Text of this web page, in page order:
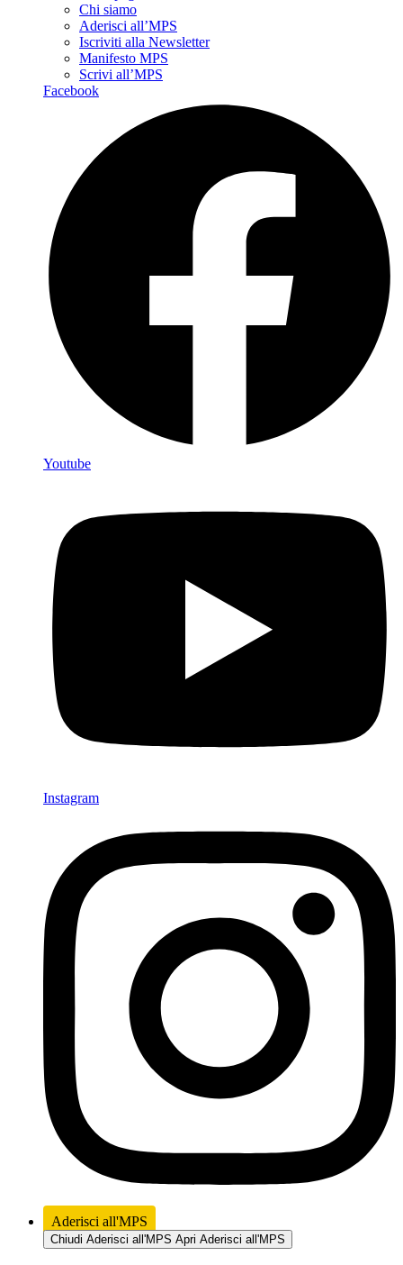
Chi siamo
Aderisci all’MPS
Iscriviti alla Newsletter
Manifesto MPS
Scrivi all’MPS
Facebook
Youtube
Instagram
Aderisci all'MPS
Chiudi Aderisci all'MPS Apri Aderisci all'MPS